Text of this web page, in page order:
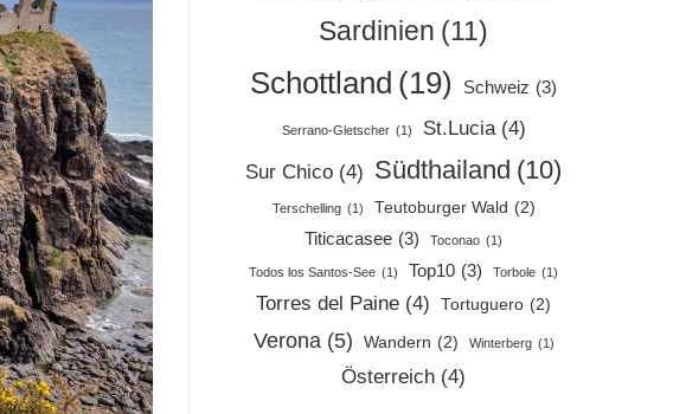
Sardinien (11)
Schottland (19) Schweiz (3)
Serrano-Gletscher (1) St.Lucia (4)
Sur Chico (4) Südthailand (10)
Terschelling (1) Teutoburger Wald (2)
Titicacasee (3) Toconao (1)
Todos los Santos-See (1) Top10 (3) Torbole (1)
Torres del Paine (4) Tortuguero (2)
Verona (5) Wandern (2) Winterberg (1)
Österreich (4)